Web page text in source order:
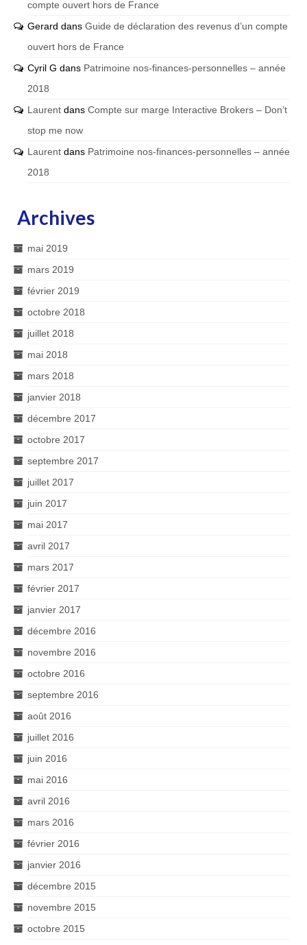
compte ouvert hors de France
Gerard dans Guide de déclaration des revenus d’un compte
ouvert hors de France
Cyril G dans Patrimoine nos-finances-personnelles – année
2018
Laurent dans Compte sur marge Interactive Brokers – Don’t
stop me now
Laurent dans Patrimoine nos-finances-personnelles – année
2018
Archives
mai 2019
mars 2019
février 2019
octobre 2018
juillet 2018
mai 2018
mars 2018
janvier 2018
décembre 2017
octobre 2017
septembre 2017
juillet 2017
juin 2017
mai 2017
avril 2017
mars 2017
février 2017
janvier 2017
décembre 2016
novembre 2016
octobre 2016
septembre 2016
août 2016
juillet 2016
juin 2016
mai 2016
avril 2016
mars 2016
février 2016
janvier 2016
décembre 2015
novembre 2015
octobre 2015